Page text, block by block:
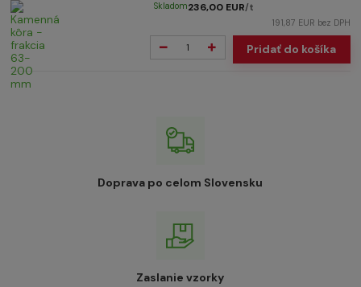
236,00 EUR/t
191,87 EUR bez DPH
Skladom
Pridať do košíka
Doprava po celom Slovensku
Zaslanie vzorky